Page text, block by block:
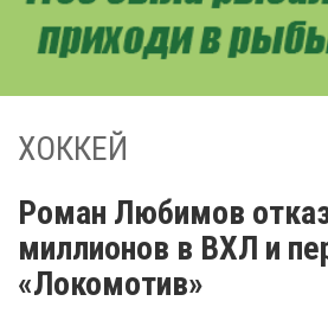
ХОККЕЙ
Роман Любимов
миллионов в ВХЛ и
«Локомотив»